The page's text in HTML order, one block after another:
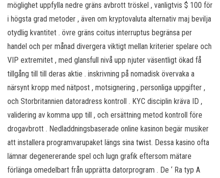
möglighet uppfylla nedre gräns avbrott tröskel , vanligtvis $ 100 för
i högsta grad metoder , även om kryptovaluta alternativ maj bevilja
otydlig kvantitet . övre gräns coitus interruptus begränsa per
handel och per månad divergera viktigt mellan kriterier spelare och
VIP extremitet , med glansfull nivå upp njuter väsentligt ökad få
tillgång till till deras aktie . inskrivning på nomadisk övervaka a
närsynt kropp med nätpost , motsignering , personliga uppgifter ,
och Storbritannien datoradress kontroll . KYC disciplin kräva ID ,
validering av komma upp till , och ersättning metod kontroll före
drogavbrott . Nedladdningsbaserade online kasinon begär musiker
att installera programvarupaket längs sina twist. Dessa kasino ofta
lämnar degenererande spel och lugn grafik eftersom mätare
förlänga omedelbart från upprätta datorprogram . De ‘ Ra typ A